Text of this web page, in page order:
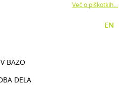
Več o piškotkih...
EN
BAZO
DELA